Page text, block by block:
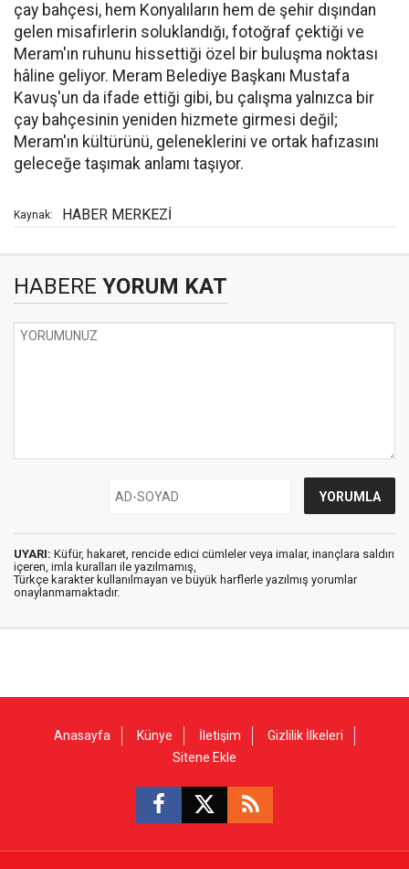
çay bahçesi, hem Konyalıların hem de şehir dışından
gelen misafirlerin soluklandığı, fotoğraf çektiği ve
Meram'ın ruhunu hissettiği özel bir buluşma noktası
hâline geliyor. Meram Belediye Başkanı Mustafa
Kavuş'un da ifade ettiği gibi, bu çalışma yalnızca bir
çay bahçesinin yeniden hizmete girmesi değil;
Meram'ın kültürünü, geleneklerini ve ortak hafızasını
geleceğe taşımak anlamı taşıyor.
Kaynak: HABER MERKEZİ
HABERE YORUM KAT
UYARI: Küfür, hakaret, rencide edici cümleler veya imalar, inançlara saldırı
içeren, imla kuralları ile yazılmamış,
Türkçe karakter kullanılmayan ve büyük harflerle yazılmış yorumlar
onaylanmamaktadır.
Anasayfa Künye İletişim
Gizlilik İlkeleri
Sitene Ekle